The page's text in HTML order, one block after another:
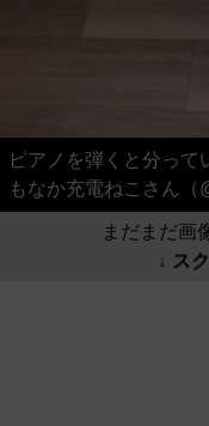
ピアノを弾くと分って
もなか充電ねこさん（
まだまだ画
↓ ス